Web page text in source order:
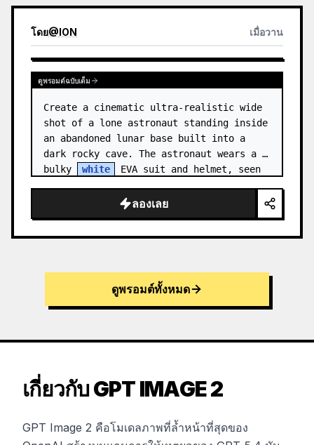
โดย@ION เมื่อวาน
ดูพรอมต์ฉบับเต็ม
Create a cinematic ultra-realistic wide
shot of a lone astronaut standing inside
an abandoned lunar base built into a
dark rocky cave. The astronaut wears a
bulky
white
EVA suit and helmet, seen
ลองเลย
ดูพรอมต์ทั้งหมด
เกี่ยวกับ GPT IMAGE 2
GPT Image 2 คือโมเดลภาพที่ล้ำหน้าที่สุดของ